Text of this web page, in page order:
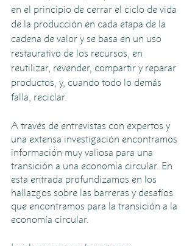
en el principio de cerrar el ciclo de vida
de la producción en cada etapa de la
cadena de valor y se basa en un uso
restaurativo de los recursos, en
reutilizar, revender, compartir y reparar
productos, y, cuando todo lo demás
falla, reciclar.
A través de entrevistas con expertos y
una extensa investigación encontramos
información muy valiosa para una
transición a una economía circular. En
esta entrada profundizamos en los
hallazgos sobre las barreras y desafíos
que encontramos para la transición a la
economía circular.